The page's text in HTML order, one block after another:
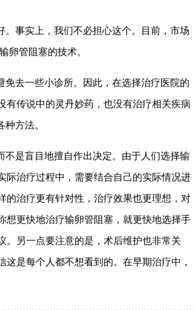
事实上，我们不必担心这个。目前，市场
卵管阻塞的技术。
去一些小诊所。因此，在选择治疗医院的
有传说中的灵丹妙药，也没有治疗相关疾病
方法。
是盲目地擅自作出决定。由于人们选择输
际治疗过程中，需要结合自己的实际情况进
的治疗更有针对性，治疗效果也更理想，对
想更快地治疗输卵管阻塞，就更快地选择手
。另一点要注意的是，术后维护也非常关
是每个人都不想看到的。在早期治疗中，